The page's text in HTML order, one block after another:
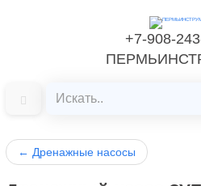
+7-908-
← Дренажные насосы